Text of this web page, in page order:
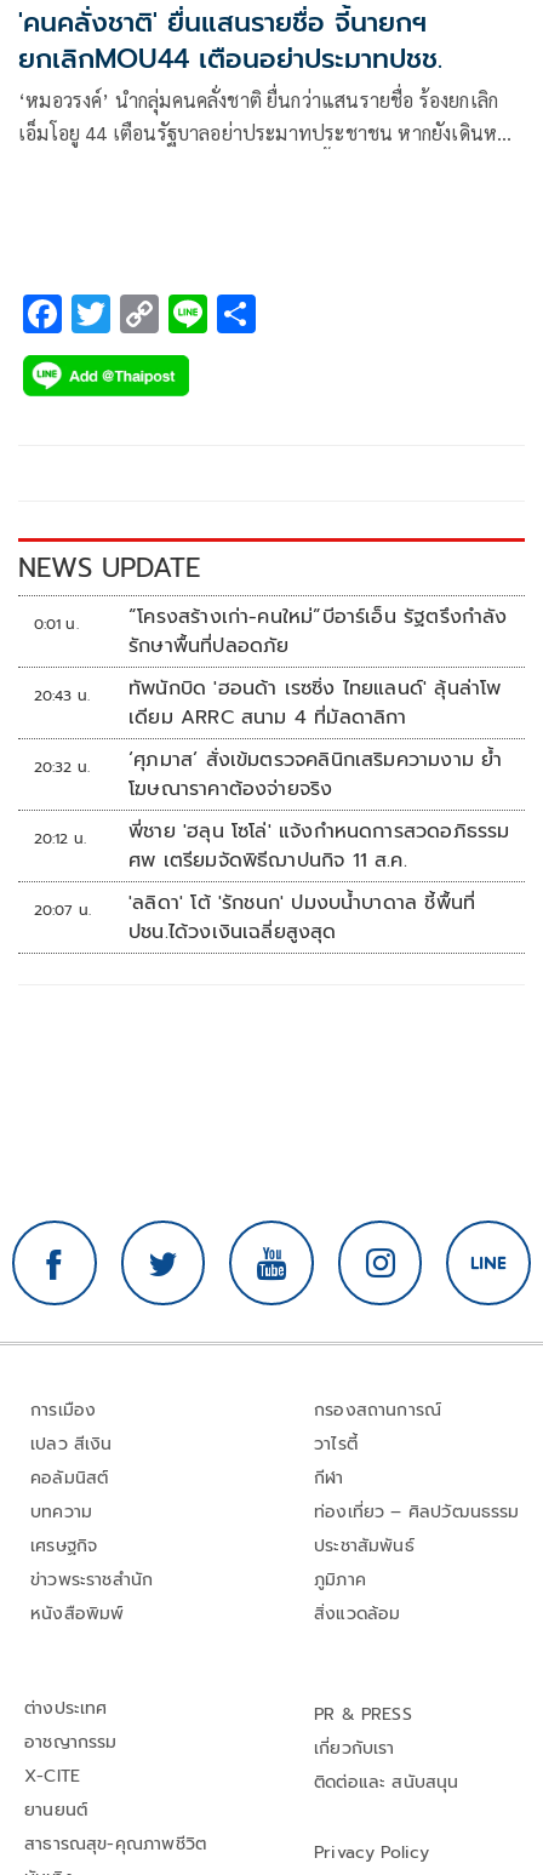
'คนคลั่งชาติ' ยื่นแสนรายชื่อ จี้นายกฯ
ยกเลิกMOU44 เตือนอย่าประมาทปชช.
‘หมอวรงค์’ นำกลุ่มคนคลั่งชาติ ยื่นกว่าแสนรายชื่อ ร้องยกเลิก
เอ็มโอยู 44 เตือนรัฐบาลอย่าประมาทประชาชน หากยังเดินหน้า
F
ac
e
k
T
wi
tt
C
o
p
k
Li
NEWS UPDATE
0:01 น.
“โครงสร้างเก่า-คนใหม่”บีอาร์เอ็น รัฐตรึงกำลัง
รักษาพื้นที่ปลอดภัย
20:43 น.
ทัพนักบิด 'ฮอนด้า เรซซิ่ง ไทยแลนด์' ลุ้นล่าโพ
เดียม ARRC สนาม 4 ที่มัลดาลิกา
20:32 น.
‘ศุภมาส’ สั่งเข้มตรวจคลินิกเสริมความงาม ย้ำ
โฆษณาราคาต้องจ่ายจริง
20:12 น.
พี่ชาย 'ฮลุน โซโล่' แจ้งกำหนดการสวดอภิธรรม
ศพ เตรียมจัดพิธีฌาปนกิจ 11 ส.ค.
20:07 น.
'ลลิดา' โต้ 'รักชนก' ปมงบน้ำบาดาล ชี้พื้นที่
ปชน.ได้วงเงินเฉลี่ยสูงสุด
การเมือง
เปลว สีเงิน
คอลัมนิสต์
บทความ
เศรษฐกิจ
ข่าวพระราชสำนัก
หนังสือพิมพ์
กรองสถานการณ์
วาไรตี้
กีฬา
ท่องเที่ยว – ศิลปวัฒนธรรม
ประชาสัมพันธ์
ภูมิภาค
สิ่งแวดล้อม
ต่างประเทศ
อาชญากรรม
X-CITE
ยานยนต์
สาธารณสุข-คุณภาพชีวิต
PR & PRESS
เกี่ยวกับเรา
ติดต่อและ สนับสนุน
Privacy Policy